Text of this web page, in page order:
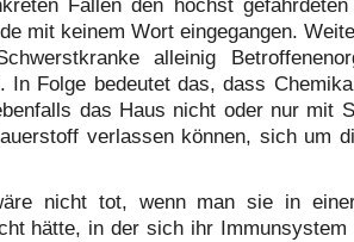
Fällen den höchst
mit keinem Wort eingegangen.
alleinig
In Folge bedeutet das, dass
das Haus nicht oder nur mit
verlassen können, sich um
nicht tot, wenn man sie in
hätte, in der sich ihr Immunsystem